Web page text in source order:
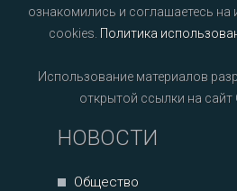
ознакомились и соглашаетесь
cookies. Политика
Использование материалов
открытой ссылки на сайт
НОВОСТИ
Общество